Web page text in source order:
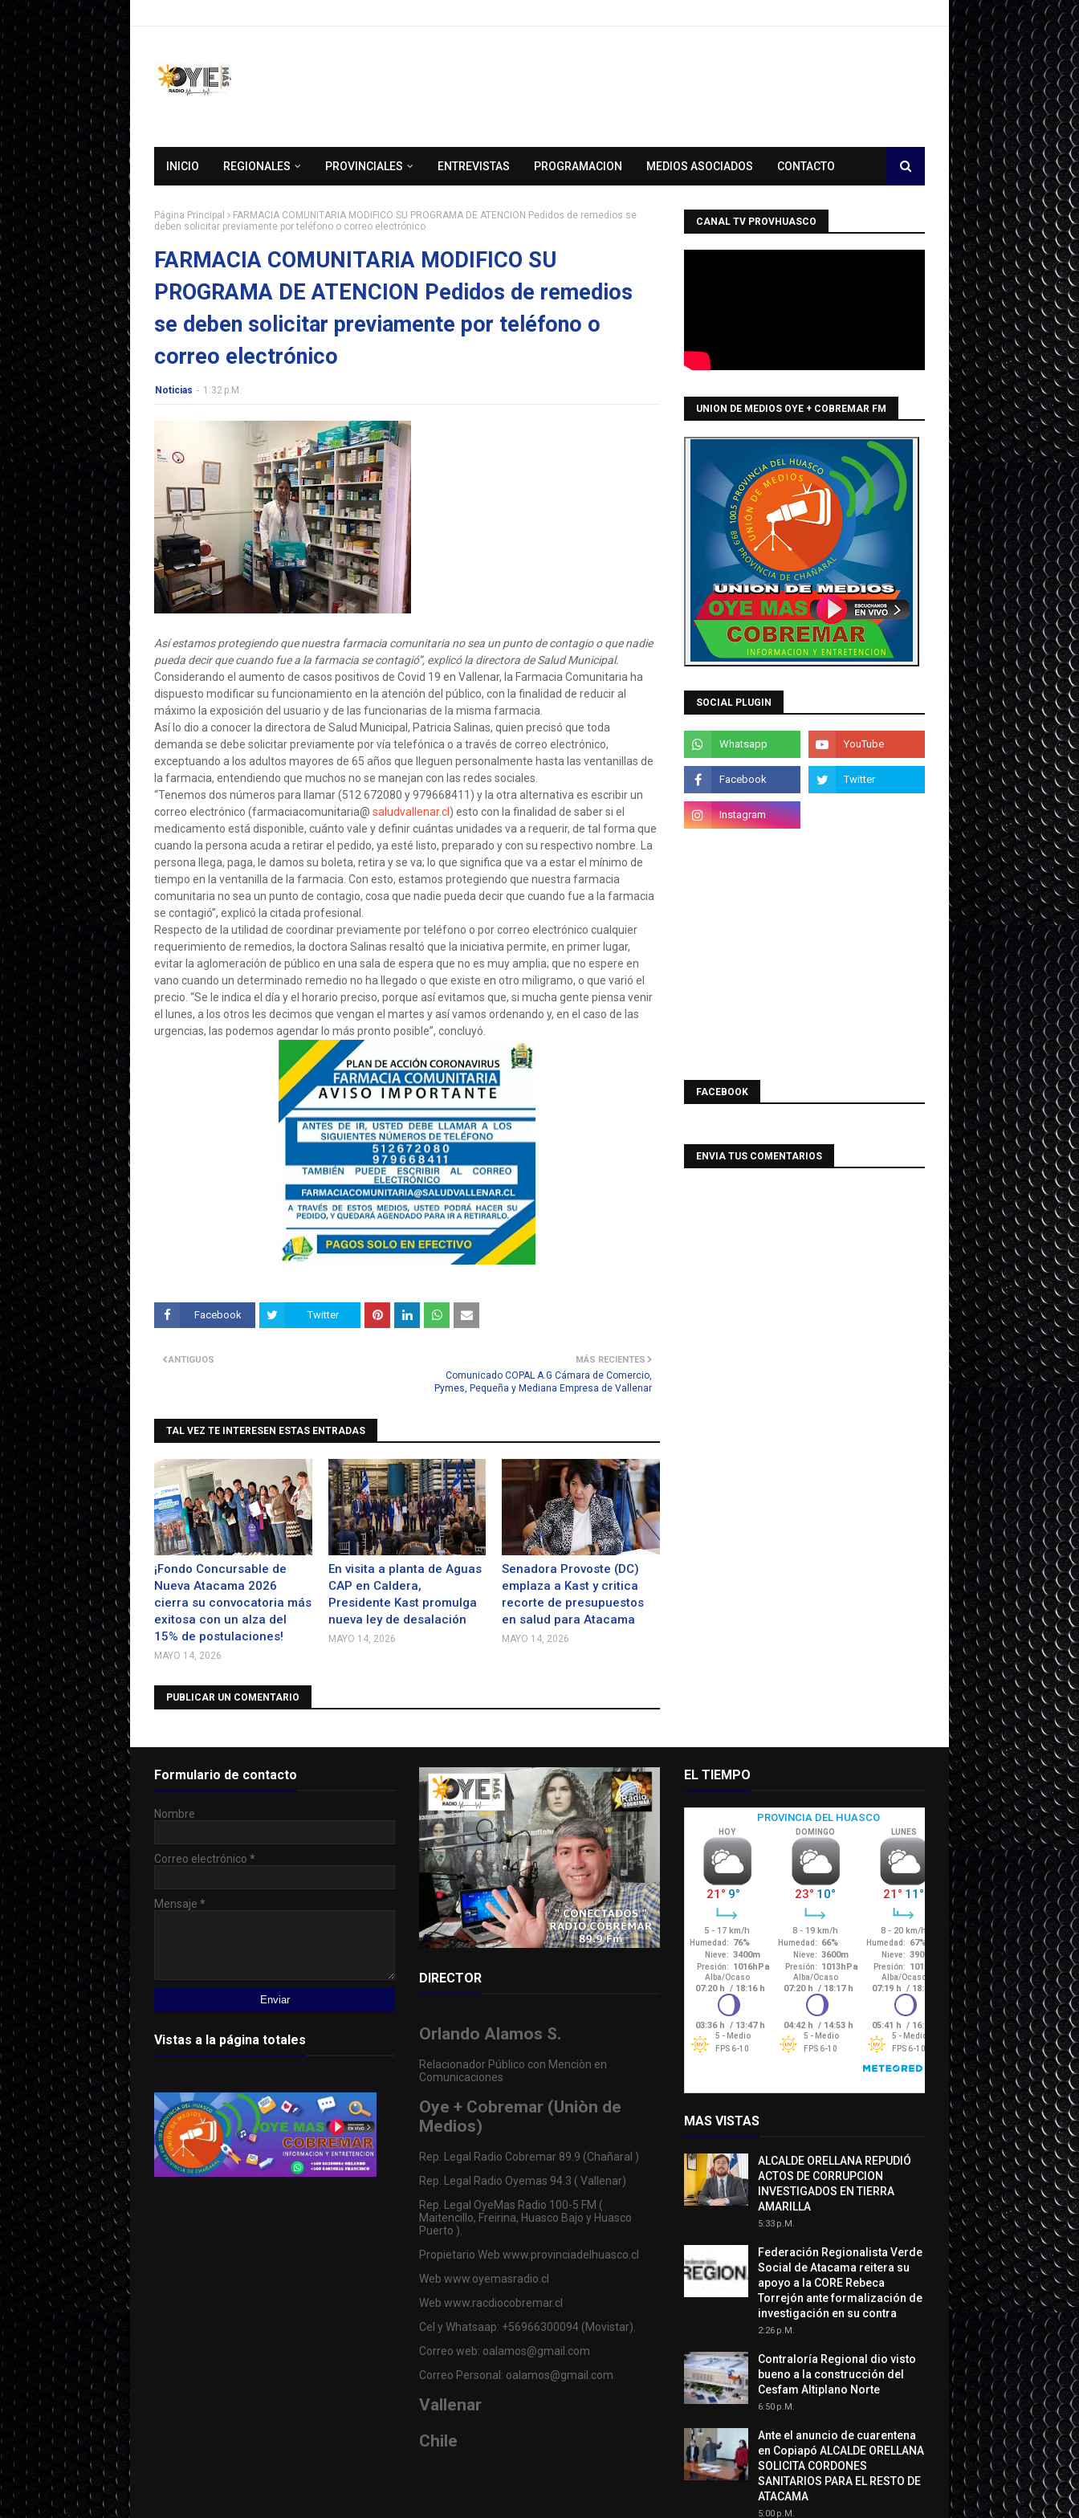
INICIO REGIONALES PROVINCIALES ENTREVISTAS PROGRAMACION MEDIOS ASOCIADOS CONTACTO
Página Principal
FARMACIA COMUNITARIA MODIFICO SU PROGRAMA DE ATENCION Pedidos de remedios se
deben solicitar previamente por teléfono o correo electrónico
FARMACIA COMUNITARIA MODIFICO SU
PROGRAMA DE ATENCION Pedidos de remedios
se deben solicitar previamente por teléfono o
correo electrónico
Noticias - 1:32 P.m.
Así estamos protegiendo que nuestra farmacia comunitaria no sea un punto de contagio o que nadie
pueda decir que cuando fue a la farmacia se contagió”, explicó la directora de Salud Municipal.
Considerando el aumento de casos positivos de Covid 19 en Vallenar, la Farmacia Comunitaria ha
dispuesto modificar su funcionamiento en la atención del público, con la finalidad de reducir al
máximo la exposición del usuario y de las funcionarias de la misma farmacia.
Así lo dio a conocer la directora de Salud Municipal, Patricia Salinas, quien precisó que toda
demanda se debe solicitar previamente por vía telefónica o a través de correo electrónico,
exceptuando a los adultos mayores de 65 años que lleguen personalmente hasta las ventanillas de
la farmacia, entendiendo que muchos no se manejan con las redes sociales.
“Tenemos dos números para llamar (512 672080 y 979668411) y la otra alternativa es escribir un
correo electrónico (farmaciacomunitaria@ saludvallenar.cl ) esto con la finalidad de saber si el
medicamento está disponible, cuánto vale y definir cuántas unidades va a requerir, de tal forma que
cuando la persona acuda a retirar el pedido, ya esté listo, preparado y con su respectivo nombre. La
persona llega, paga, le damos su boleta, retira y se va; lo que significa que va a estar el mínimo de
tiempo en la ventanilla de la farmacia. Con esto, estamos protegiendo que nuestra farmacia
comunitaria no sea un punto de contagio, cosa que nadie pueda decir que cuando fue a la farmacia
se contagió”, explicó la citada profesional.
Respecto de la utilidad de coordinar previamente por teléfono o por correo electrónico cualquier
requerimiento de remedios, la doctora Salinas resaltó que la iniciativa permite, en primer lugar,
evitar la aglomeración de público en una sala de espera que no es muy amplia; que no espere en
vano cuando un determinado remedio no ha llegado o que existe en otro miligramo, o que varió el
precio. “Se le indica el día y el horario preciso, porque así evitamos que, si mucha gente piensa venir
el lunes, a los otros les decimos que vengan el martes y así vamos ordenando y, en el caso de las
urgencias, las podemos agendar lo más pronto posible”, concluyó.
Facebook Twitter
MÁS RECIENTES
Comunicado COPAL A.G Cámara de Comercio,
Pymes, Pequeña y Mediana Empresa de Vallenar
ANTIGUOS
TAL VEZ TE INTERESEN ESTAS ENTRADAS
¡Fondo Concursable de
Nueva Atacama 2026
cierra su convocatoria más
exitosa con un alza del
15% de postulaciones!
MAYO 14, 2026
En visita a planta de Aguas
CAP en Caldera,
Presidente Kast promulga
nueva ley de desalación
MAYO 14, 2026
Senadora Provoste (DC)
emplaza a Kast y critica
recorte de presupuestos
en salud para Atacama
MAYO 14, 2026
PUBLICAR UN COMENTARIO
CANAL TV PROVHUASCO
UNION DE MEDIOS OYE + COBREMAR FM
SOCIAL PLUGIN
FACEBOOK
ENVIA TUS COMENTARIOS
Formulario de contacto
Nombre
Correo electrónico *
Mensaje *
Vistas a la página totales
DIRECTOR
Orlando Alamos S.
Relacionador Público con Menciòn en
Comunicaciones
Oye + Cobremar (Uniòn de
Medios)
Rep. Legal Radio Cobremar 89.9 (Chañaral )
Rep. Legal Radio Oyemas 94.3 ( Vallenar)
Rep. Legal OyeMas Radio 100-5 FM (
Maitencillo, Freirina, Huasco Bajo y Huasco
Puerto ).
Propietario Web www.provinciadelhuasco.cl
Web www.oyemasradio.cl
Web www.racdiocobremar.cl
Cel y Whatsaap: +56966300094 (Movistar).
Correo web: oalamos@gmail.com
Correo Personal: oalamos@gmail.com
Vallenar
Chile
EL TIEMPO
MAS VISTAS
ALCALDE ORELLANA REPUDIÓ
ACTOS DE CORRUPCION
INVESTIGADOS EN TIERRA
AMARILLA
5:33 P.m.
Federación Regionalista Verde
Social de Atacama reitera su
apoyo a la CORE Rebeca
Torrejón ante formalización de
investigación en su contra
2:26 P.m.
Contraloría Regional dio visto
bueno a la construcción del
Cesfam Altiplano Norte
6:50 P.m.
Ante el anuncio de cuarentena
en Copiapó ALCALDE ORELLANA
SOLICITA CORDONES
SANITARIOS PARA EL RESTO DE
ATACAMA
5:00 P.m.